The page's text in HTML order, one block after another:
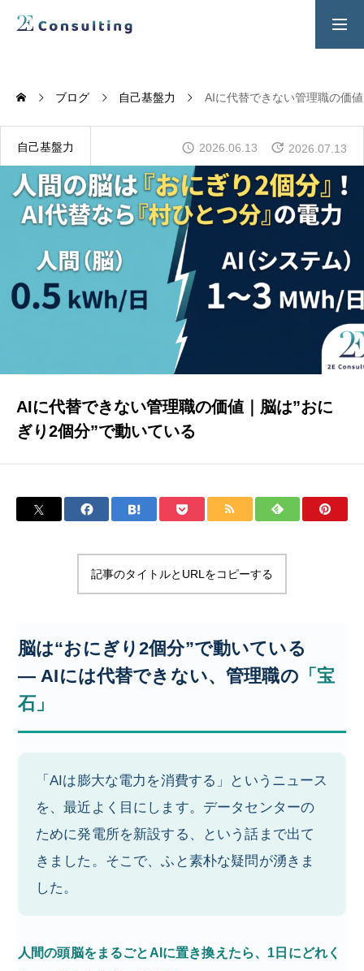
人材育成／経営サポートプログラム
CONTENTS
2E Consulting の人材育成について
COMPANY
会社概要と代表紹介
ブログ 自己基盤力 AIに代替できない管理職の価
自己基盤力 2026.06.13 2026.07.13
AIに代替できない管理職の価値｜脳は”おに
ぎり2個分”で動いている
記事のタイトルとURLをコピーする
脳は“おにぎり2個分”で動いている
― AIには代替できない、管理職の 「宝
石」
「AIは膨大な電力を消費する」というニュース
を、最近よく目にします。データセンターの
ために発電所を新設する、という話まで出て
きました。そこで、ふと素朴な疑問が湧きま
した。
人間の頭脳をまるごとAIに置き換えたら、1日にどれく